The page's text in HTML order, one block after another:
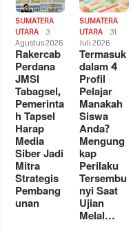
SUMATERA
UTARA
3
Agustus 2026
Rakercab
Perdana
JMSI
Tabagsel,
Pemerinta
h Tapsel
Harap
Media
Siber Jadi
Mitra
Strategis
Pembang
unan
SUMATERA
UTARA
31
Juli 2026
Termasuk
dalam 4
Profil
Pelajar
Manakah
Siswa
Anda?
Mengung
kap
Perilaku
Tersembu
nyi Saat
Ujian
Melal…